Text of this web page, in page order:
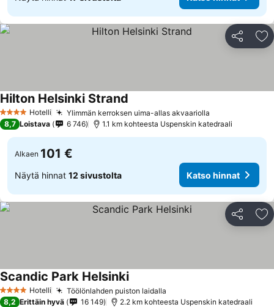
Jaa
4 Tähtiluokitus
Hotelli Ylimmän kerroksen uima-allas akvaariolla
Hilton Helsinki Strand
8,7 Loistava 6 746 1.1 km kohteesta Uspenskin katedraali
Alkaen 101 €
Näytä hinnat 12 sivustolta Katso hinnat
Jaa
4 Tähtiluokitus
Hotelli Töölönlahden puiston laidalla
Scandic Park HelsinkiKatso hinnat
8,2 Erittäin hyvä 16 149 2.2 km kohteesta Uspenskin katedraali